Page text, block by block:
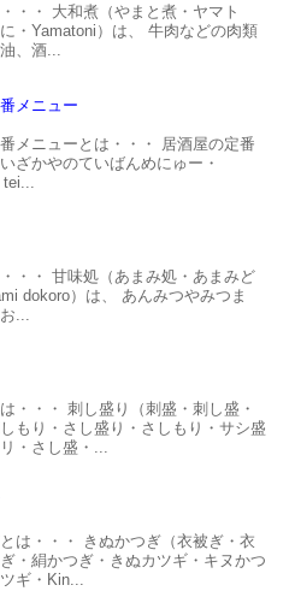
・・ 大和煮（やまと煮・ヤマト
・Yamatoni）は、 牛肉などの肉類
、酒...
メニュー
メニューとは・・・ 居酒屋の定番
ざかやのていばんめにゅー・
・・ 甘味処（あまみ処・あまみど
dokoro）は、 あんみつやみつま
...
・・・ 刺し盛り（刺盛・刺し盛・
もり・さし盛り・さしもり・サシ盛
・さし盛・...
は・・・ きぬかつぎ（衣被ぎ・衣
・絹かつぎ・きぬカツギ・キヌかつ
ギ・Kin...